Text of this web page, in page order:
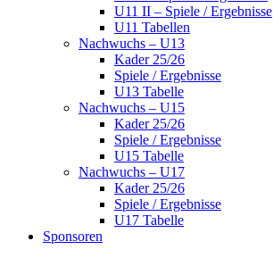
U11 II – Spiele / Ergebnisse
U11 Tabellen
Nachwuchs – U13
Kader 25/26
Spiele / Ergebnisse
U13 Tabelle
Nachwuchs – U15
Kader 25/26
Spiele / Ergebnisse
U15 Tabelle
Nachwuchs – U17
Kader 25/26
Spiele / Ergebnisse
U17 Tabelle
Sponsoren